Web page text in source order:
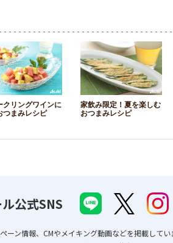
クリングワインに
つまみレシピ
家飲み限定！夏を楽しむ
おつまみレシピ
公式SNS
ーン情報、CMやメイキング動画などを掲載してい